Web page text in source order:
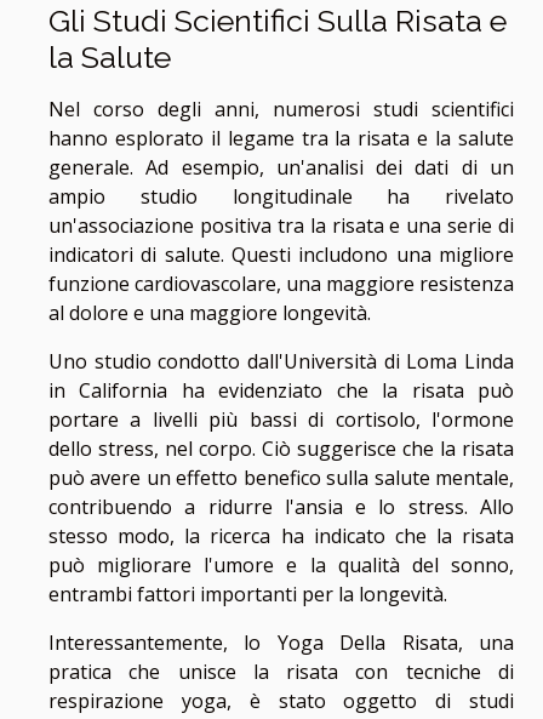
Gli Studi Scientifici Sulla Risata e
la Salute
Nel corso degli anni, numerosi studi scientifici
hanno esplorato il legame tra la risata e la salute
generale. Ad esempio, un'analisi dei dati di un
ampio studio longitudinale ha rivelato
un'associazione positiva tra la risata e una serie di
indicatori di salute. Questi includono una migliore
funzione cardiovascolare, una maggiore resistenza
al dolore e una maggiore longevità.
Uno studio condotto dall'Università di Loma Linda
in California ha evidenziato che la risata può
portare a livelli più bassi di cortisolo, l'ormone
dello stress, nel corpo. Ciò suggerisce che la risata
può avere un effetto benefico sulla salute mentale,
contribuendo a ridurre l'ansia e lo stress. Allo
stesso modo, la ricerca ha indicato che la risata
può migliorare l'umore e la qualità del sonno,
entrambi fattori importanti per la longevità.
Interessantemente, lo Yoga Della Risata, una
pratica che unisce la risata con tecniche di
respirazione yoga, è stato oggetto di studi